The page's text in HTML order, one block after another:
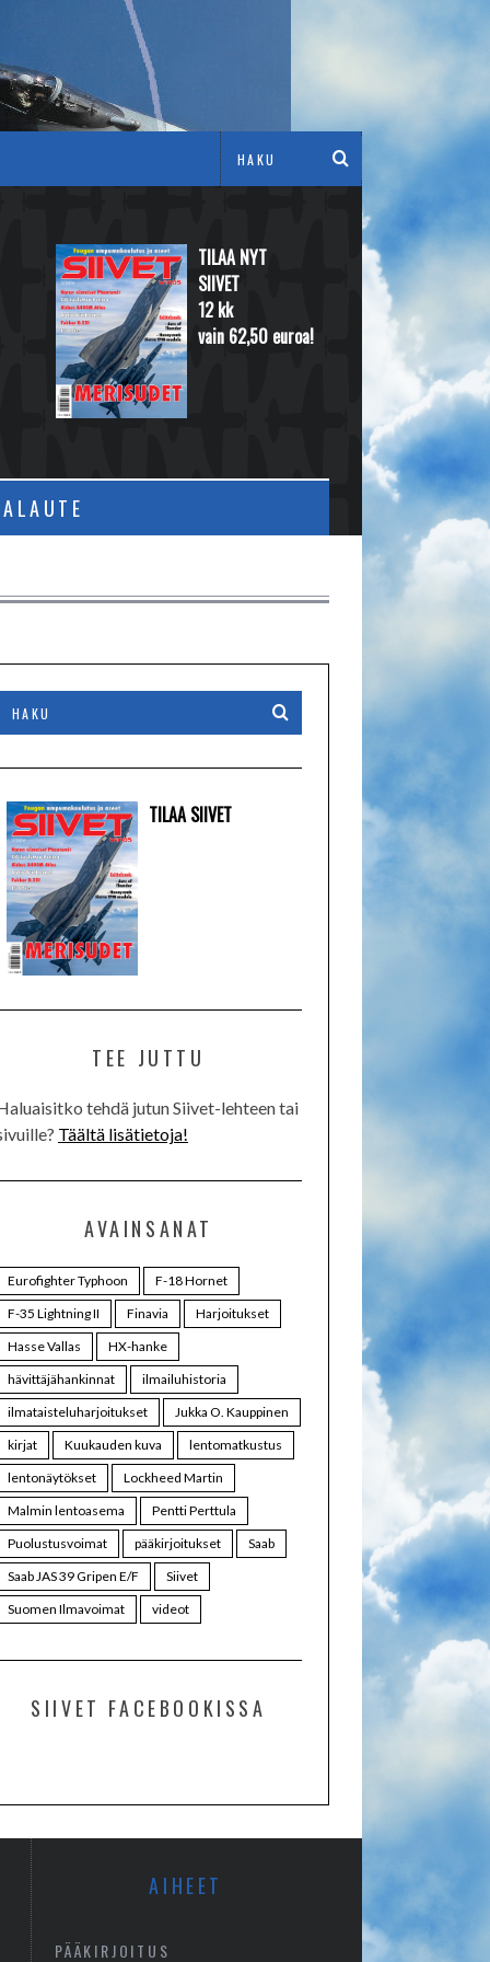
TILAA NYT
SIIVET
12 kk
vain 62,50 euroa!
TILAA SIIVET
TEE JUTTU
tehdä jutun Siivet-lehteen tai
Täältä lisätietoja!
AVAINSANAT
Eurofighter Typhoon
F-18 Hornet
F-35 Lightning II
Finavia
Harjoitukset
Hasse Vallas
HX-hanke
hävittäjähankinnat
ilmailuhistoria
ilmataisteluharjoitukset
Jukka O. Kauppinen
kirjat
Kuukauden kuva
lentomatkustus
lentonäytökset
Lockheed Martin
Malmin lentoasema
Pentti Perttula
Puolustusvoimat
pääkirjoitukset
Saab
Saab JAS 39 Gripen E/F
Siivet
Suomen Ilmavoimat
videot
SIIVET FACEBOOKISSA
AIHEET
PÄÄKIRJOITUS